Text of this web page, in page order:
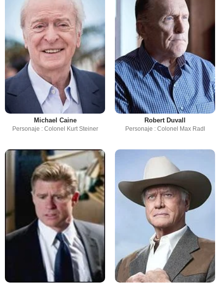
Michael Caine
Personaje : Colonel Kurt Steiner
Robert Duvall
Personaje : Colonel Max Radl